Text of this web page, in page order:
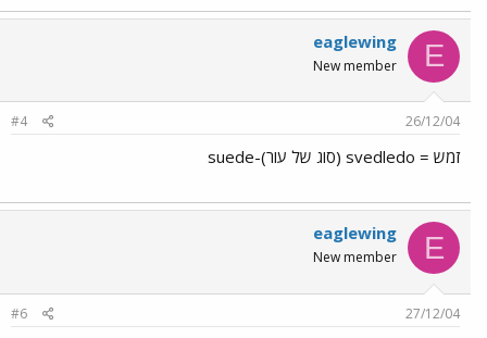
E
eaglewing
New member
26/12/04
#4
זמש = svedledo (סוג של עור)-suede
E
eaglewing
New member
27/12/04
#6